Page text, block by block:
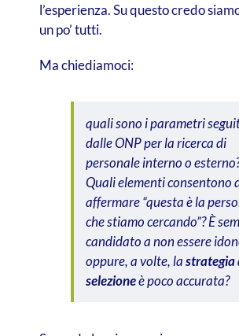
l’esperienza. Su questo credo
un po’ tutti.
Ma chiediamoci:
quali sono i parametri
dalle ONP per la ricerca di
personale interno o
Quali elementi consentono
affermare “questa è la
che stiamo cercando”? È
candidato a non essere
oppure, a volte, lastrategia
selezioneè poco accurata?